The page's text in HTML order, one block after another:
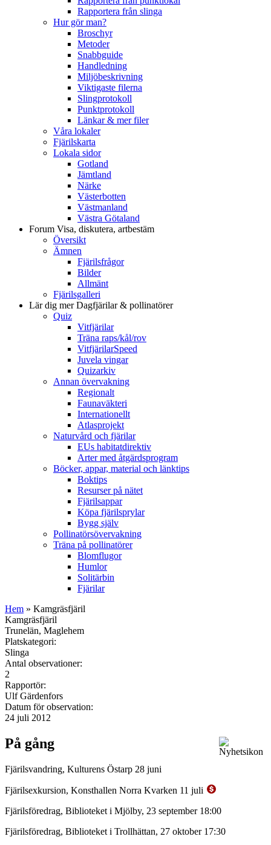
Rapportera från slinga
Hur gör man?
Broschyr
Metoder
Snabbguide
Handledning
Miljöbeskrivning
Viktigaste filerna
Slingprotokoll
Punktprotokoll
Länkar & mer filer
Våra lokaler
Fjärilskarta
Lokala sidor
Gotland
Jämtland
Närke
Västerbotten
Västmanland
Västra Götaland
Forum Visa, diskutera, artbestäm
Översikt
Ämnen
Fjärilsfrågor
Bilder
Allmänt
Fjärilsgalleri
Lär dig merDagfjärilar & pollinatörer
Quiz
Vitfjärilar
Träna raps/kål/rov
VitfjärilarSpeed
Juvela vingar
Quizarkiv
Annan övervakning
Regionalt
Faunaväkteri
Internationellt
Atlasprojekt
Naturvård och fjärilar
EUs habitatdirektiv
Arter med åtgärdsprogram
Böcker, appar, material och länktips
Boktips
Resurser på nätet
Fjärilsappar
Köpa fjärilsprylar
Bygg själv
Pollinatörsövervakning
Träna på pollinatörer
Blomflugor
Humlor
Solitärbin
Fjärilar
Hem » Kamgräsfjäril
Kamgräsfjäril
Trunelän, Maglehem
Platskategori:
Slinga
Antal observationer:
2
Rapportör:
Ulf Gärdenfors
Datum för observation:
24 juli 2012
På gång
Fjärilsvandring, Kulturens Östarp 28 juni
Fjärilsexkursion, Konsthallen Norra Kvarken 11 juli
Fjärilsföredrag, Biblioteket i Mjölby, 23 september 18:00
Fjärilsföredrag, Biblioteket i Trollhättan, 27 oktober 17:30